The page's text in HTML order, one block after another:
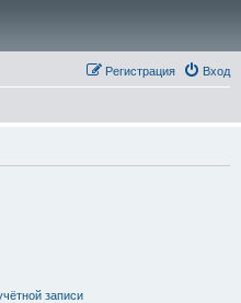
Вход
Регистрация
записи